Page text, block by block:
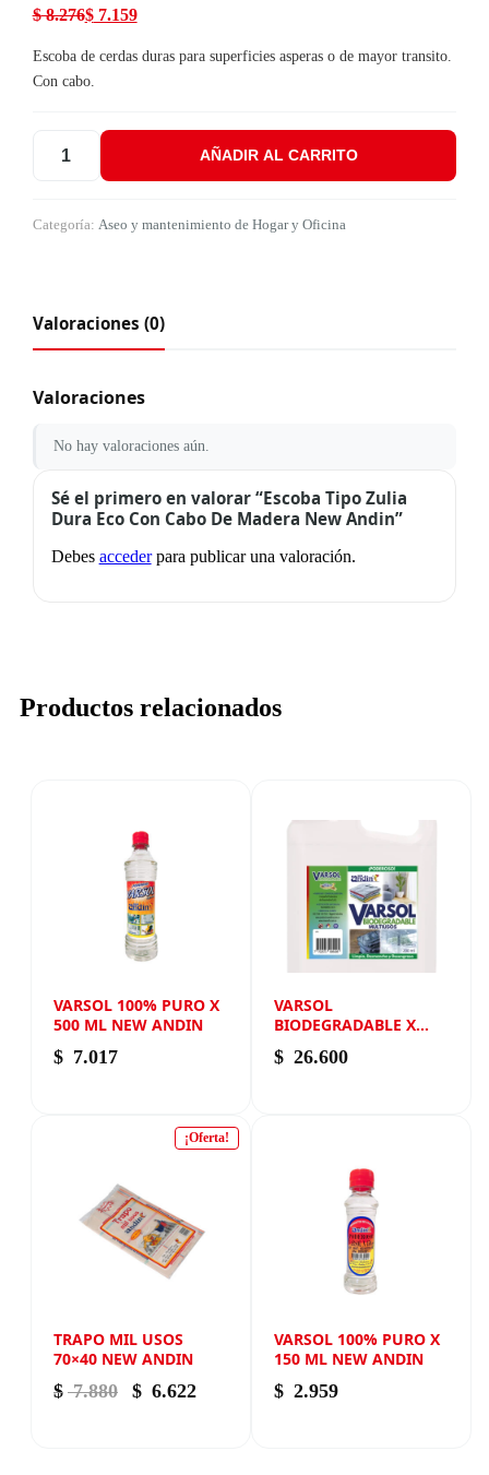
$8.276
El precio original era: $ 8.276.
$7.159
El precio actual es: $ 7.159.
Escoba de cerdas duras para superficies asperas o de mayor transito.
Con cabo.
Escoba Tipo Zulia Dura Eco Con Cabo De Madera New Andin
AÑADIR AL CARRITO
Categoría: Aseo y mantenimiento de Hogar y Oficina
Valoraciones (0)
Valoraciones
No hay valoraciones aún.
Sé el primero en valorar “Escoba Tipo Zulia
Dura Eco Con Cabo De Madera New Andin”
Debes accederpara publicar una valoración.
Productos relacionados
VARSOL 100% PURO X
500 ML NEW ANDIN
$ 7.017
VARSOL
BIODEGRADABLE X
2000 ML NEW ANDIN
$ 26.600
¡Oferta!
TRAPO MIL USOS
70×40 NEW ANDIN
$ 7.880 El precio original era: $ 7.880.
$ 6.622 El precio actual es: $ 6.622.
VARSOL 100% PURO X
150 ML NEW ANDIN
$ 2.959